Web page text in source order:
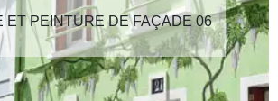
ET PEINTURE DE FAÇADE 06